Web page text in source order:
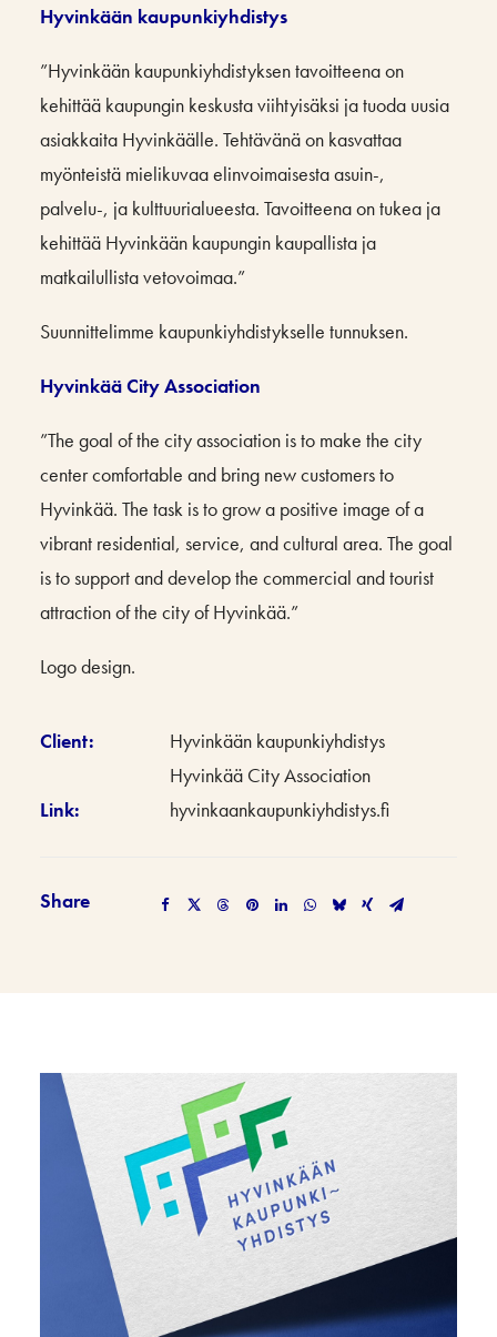
Hyvinkään kaupunkiyhdistys
”Hyvinkään kaupunkiyhdistyksen tavoitteena on
kehittää kaupungin keskusta viihtyisäksi ja tuoda uusia
asiakkaita Hyvinkäälle. Tehtävänä on kasvattaa
myönteistä mielikuvaa elinvoimaisesta asuin-,
palvelu-, ja kulttuurialueesta. Tavoitteena on tukea ja
kehittää Hyvinkään kaupungin kaupallista ja
matkailullista vetovoimaa.”
Suunnittelimme kaupunkiyhdistykselle tunnuksen.
Hyvinkää City Association
”The goal of the city association is to make the city
center comfortable and bring new customers to
Hyvinkää. The task is to grow a positive image of a
vibrant residential, service, and cultural area. The goal
is to support and develop the commercial and tourist
attraction of the city of Hyvinkää.”
Logo design.
Client:
Hyvinkään kaupunkiyhdistys
Hyvinkää City Association
Link:
hyvinkaankaupunkiyhdistys.fi
Share